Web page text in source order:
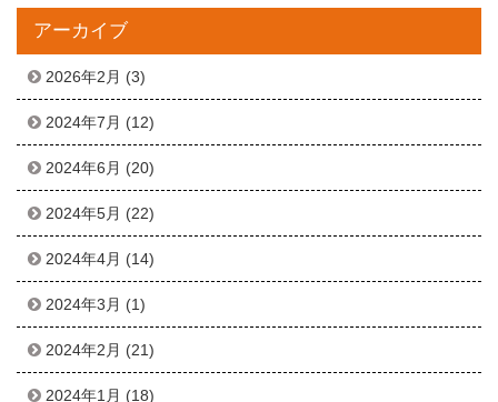
アーカイブ
2026年2月 (3)
2024年7月 (12)
2024年6月 (20)
2024年5月 (22)
2024年4月 (14)
2024年3月 (1)
2024年2月 (21)
2024年1月 (18)